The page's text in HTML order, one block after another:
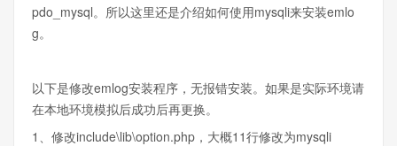
pdo_mysql。所以这里还是介绍如何使用mysqli来安装emlo
g。
以下是修改emlog安装程序，无报错安装。如果是实际环境请
在本地环境模拟后成功后再更换。
1、修改include\lib\option.php，大概11行修改为mysqli